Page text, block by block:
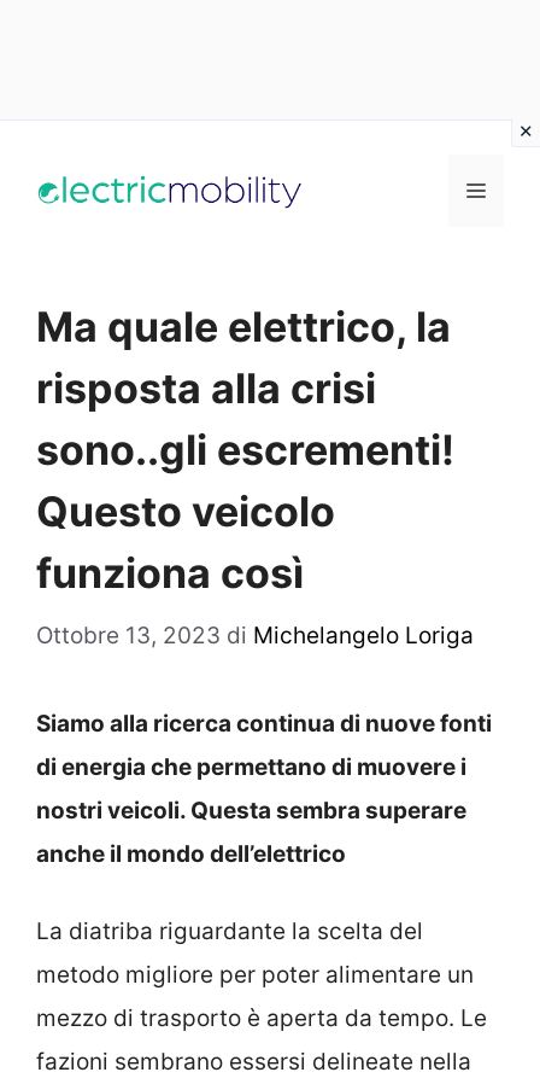
Menu
Ma quale elettrico, la
risposta alla crisi
sono..gli escrementi!
Questo veicolo
funziona così
Ottobre 13, 2023 di Michelangelo Loriga
Siamo alla ricerca continua di nuove fonti
di energia che permettano di muovere i
nostri veicoli. Questa sembra superare
anche il mondo dell’elettrico
La diatriba riguardante la scelta del
metodo migliore per poter alimentare un
mezzo di trasporto è aperta da tempo. Le
fazioni sembrano essersi delineate nella